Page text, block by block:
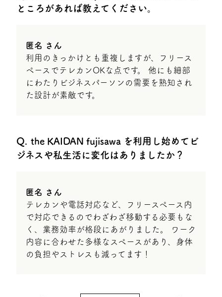
ところがあれば教えてください。
匿名 さん
利用のきっかけとも重複しますが、フリース
ペースでテレカンOKな点です。 他にも細部
にわたりビジネスパーソンの需要を熟知され
た設計が素敵です。
the KAIDAN fujisawa を利用し始めてビ
ジネスや私生活に変化はありましたか？
匿名 さん
テレカンや電話対応など、フリースペース内
で対応できるのでわざわざ移動する必要もな
く、業務効率が格段にあがりました。 ワーク
内容に合わせた多様なスペースがあり、身体
の負担やストレスも減ってます！